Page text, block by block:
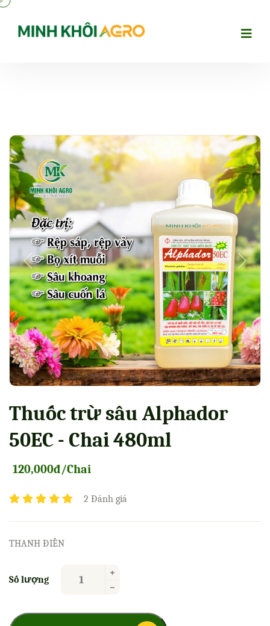
Previous Next
Thuốc trừ sâu Alphador
50EC - Chai 480ml
120,000đ/Chai
2 Đánh giá
THANH ĐIỀN
Số lượng